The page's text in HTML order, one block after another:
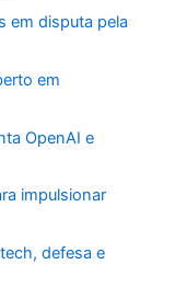
em disputa pela
em
OpenAI e
impulsionar
defesa e